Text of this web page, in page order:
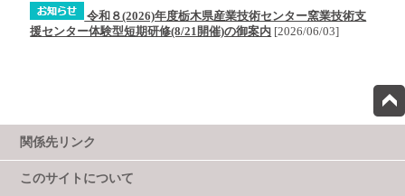
令和８(2026)年度栃木県産業技術センター窯業技術支
援センター体験型短期研修(8/21開催)の御案内 [2026/06/03]
関係先リンク
このサイトについて